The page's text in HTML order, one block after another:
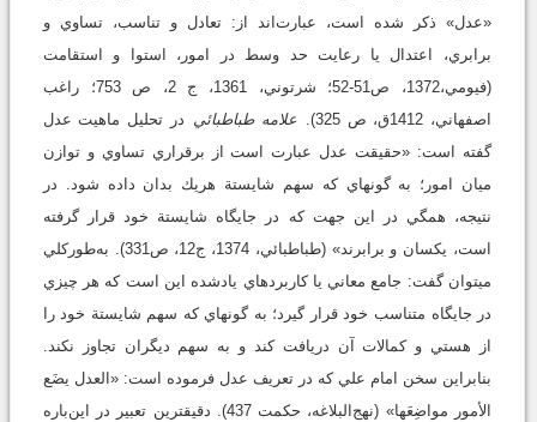
«عدل» ذكر شده است، عبارت‌اند از: تعادل و تناسب، تساوي و
برابري، اعتدال يا رعايت حد وسط در امور، استوا و استقامت
(فيومي،1372، ص51-52؛ شرتوني، 1361، ج 2، ص 753؛ راغب
اصفهاني، 1412ق، ص 325).
علامه طباطبائي در تحليل ماهيت عدل
گفته است: «حقيقت عدل عبارت است از برقراري تساوي و توازن
ميان امور؛ به گونه‎اي كه سهم شايستة هريك بدان داده شود. در
نتيجه، همگي در اين جهت كه در جايگاه شايستة خود قرار گرفته
است، يكسان و برابرند» (طباطبائي، 1374، ج12، ص331). به‌طور‌کلي
مي‎توان گفت: جامع معاني يا كاربردهاي يادشده اين است كه هر چيزي
در جايگاه متناسب خود قرار گيرد؛ به ‌گونه‎اي كه سهم شايستة خود را
از هستي و كمالات آن دريافت كند و به سهم ديگران تجاوز نكند.
بنابراين سخن امام علي كه در تعريف عدل فرموده است: «العدل يضَع
الأمور مواضِعَها» (نهج‌البلاغه، حكمت 437). دقيق‎ترين تعبير در اين‌باره